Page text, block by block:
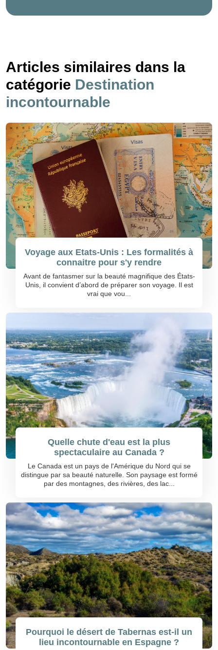
Articles similaires dans la
catégorie Destination
incontournable
Voyage aux Etats-Unis : Les formalités à
connaitre pour s'y rendre
Avant de fantasmer sur la beauté magnifique des États-
Unis, il convient d’abord de préparer son voyage. Il est
vrai que vou...
Quelle chute d'eau est la plus
spectaculaire au Canada ?
Le Canada est un pays de l'Amérique du Nord qui se
distingue par sa beauté naturelle. Son paysage est formé
par des montagnes, des rivières, des lac...
Pourquoi le désert de Tabernas est-il un
lieu incontournable en Espagne ?